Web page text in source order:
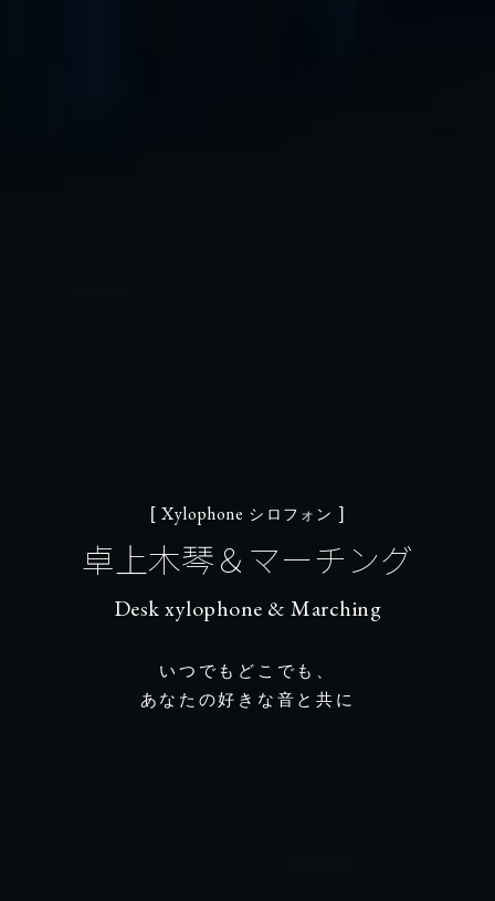
[Xylophone シロフォン ]
卓上木琴＆マーチング
Desk xylophone & Marching
いつでもどこでも、
あなたの好きな音と共に